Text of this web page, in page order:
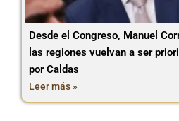
Desde el Congreso, Manuel
las regiones vuelvan a ser
por Caldas
Leer más »